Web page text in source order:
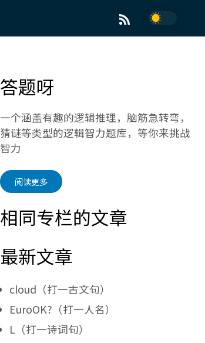
答题呀
一个涵盖有趣的逻辑推理，脑筋急转弯，
猜谜等类型的逻辑智力题库，等你来挑战
智力
阅读更多
相同专栏的文章
最新文章
cloud（打一古文句）
EuroOK?（打一人名）
L（打一诗词句）